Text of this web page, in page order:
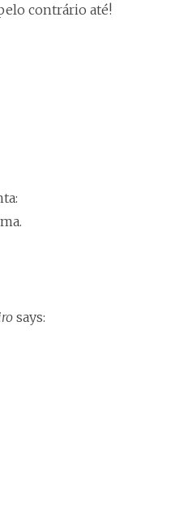
contrário até!
says: